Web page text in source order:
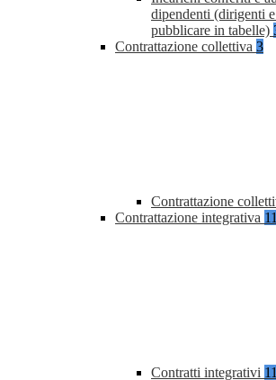
dipendenti (dirigenti
pubblicare in tabelle)
Contrattazione collettiva 3
Contrattazione
Contrattazione integrativa 11
Contratti integrativi 11